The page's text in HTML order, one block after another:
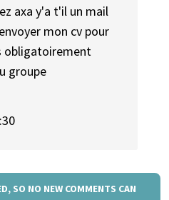
axa y'a t'il un mail
mon cv pour
obligatoirement
groupe
SO NO NEW COMMENTS CAN